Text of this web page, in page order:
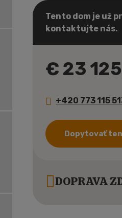
Tento dom je už
kontaktujte nás.
€ 23
+420 773 115
Dopytovať
DOPRAVA